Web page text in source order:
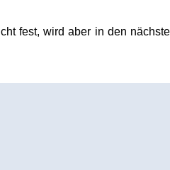
fest, wird aber in den